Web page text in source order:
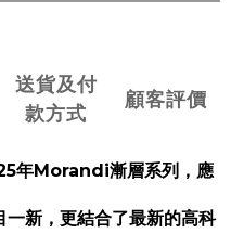
送貨及付
款方式
顧客評價
年Morandi漸層系列，應
新，更結合了最新的高科